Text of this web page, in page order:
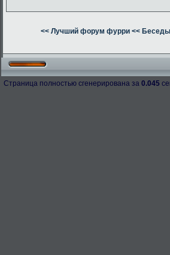
<< Лучший форум фурри <<
Страница полностью сгенерирована за 0.045